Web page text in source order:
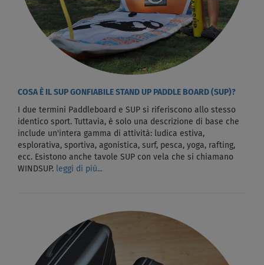
COSA È IL SUP GONFIABILE STAND UP PADDLE BOARD (SUP)?
I due termini Paddleboard e SUP si riferiscono allo stesso
identico sport. Tuttavia, è solo una descrizione di base che
include un'intera gamma di attività: ludica estiva,
esplorativa, sportiva, agonistica, surf, pesca, yoga, rafting,
ecc. Esistono anche tavole SUP con vela che si chiamano
WINDSUP. leggi di più...